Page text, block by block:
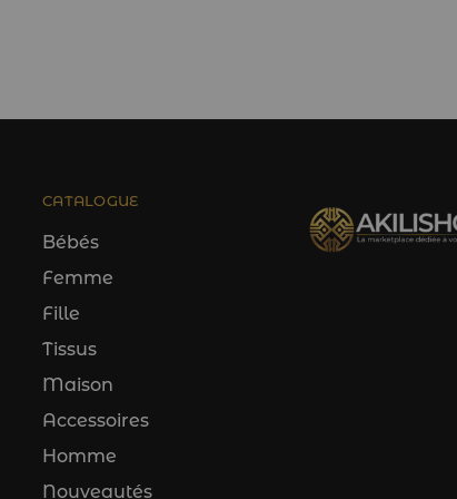
CATALOGUE
Bébés
Femme
Fille
Tissus
Maison
Accessoires
Homme
Nouveautés